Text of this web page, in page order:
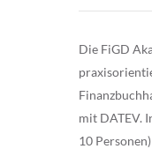
Die FiGD
mit DATEV.
10